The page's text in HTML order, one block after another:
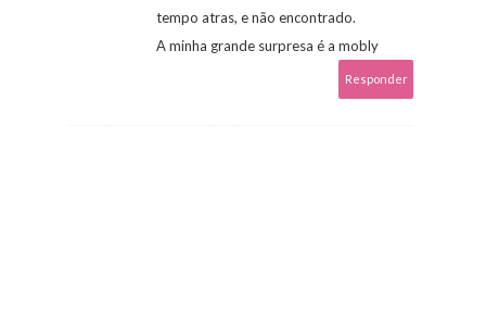
tempo atras, e não encontrado.
A minha grande surpresa é a mobly
Responder